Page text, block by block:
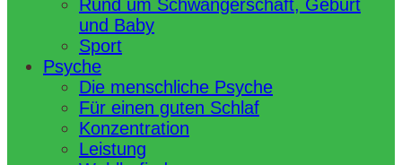
Rund um Schwangerschaft, Geburt
und Baby
Sport
Psyche
Die menschliche Psyche
Für einen guten Schlaf
Konzentration
Leistung